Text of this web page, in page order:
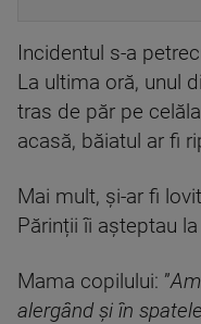
Incidentul s-a
La ultima oră, unul
tras de păr pe
acasă, băiatul ar fi
Mai mult, și-ar fi
Părinții îi așteptau
Mama copilului: ”
alergând și în